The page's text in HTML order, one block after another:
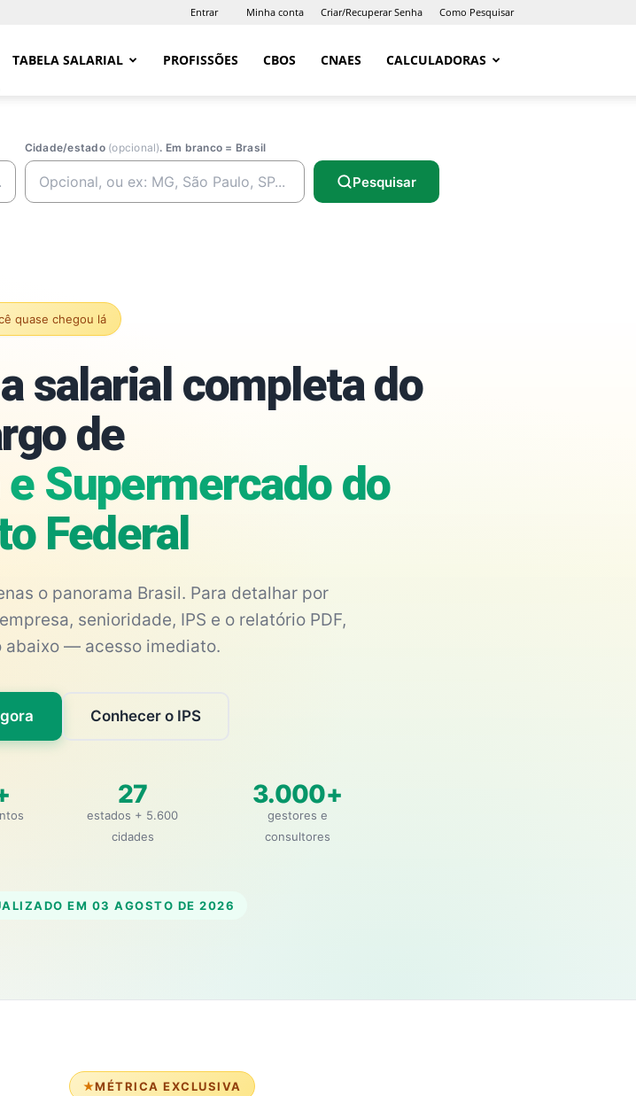
Entrar Minha conta Criar/Recuperar Senha Como Pesquisar
TABELA SALARIAL PROFISSÕES CBOS CNAES CALCULADORAS
Cidade/estado (opcional). Em branco = Brasil
Pesquisar
quase chegou lá
salarial completa do
de
Supermercado do
Federal
o panorama Brasil. Para detalhar por
senioridade, IPS e o relatório PDF,
abaixo — acesso imediato.
Conhecer o IPS
27
estados + 5.600
cidades
3.000+
gestores e
consultores
EM 03 AGOSTO DE 2026
MÉTRICA EXCLUSIVA